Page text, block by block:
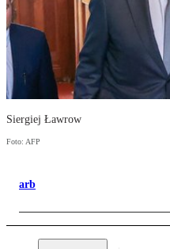
Siergiej Ławrow
Foto: AFP
arb